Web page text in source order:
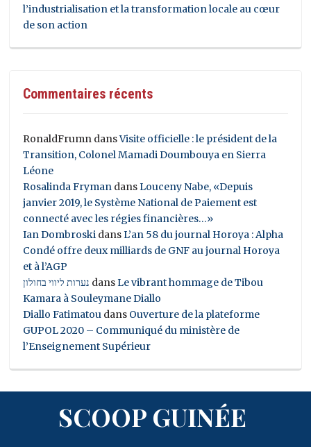
l’industrialisation et la transformation locale au cœur
de son action
Commentaires récents
RonaldFrumn dansVisite officielle : le président de la
Transition, Colonel Mamadi Doumbouya en Sierra
Léone
Rosalinda Fryman dansLouceny Nabe, «Depuis
janvier 2019, le Système National de Paiement est
connecté avec les régies financières…»
Ian Dombroski dansL’an 58 du journal Horoya : Alpha
Condé offre deux milliards de GNF au journal Horoya
et à l’AGP
נערות ליווי בחולון dansLe vibrant hommage de Tibou
Kamara à Souleymane Diallo
Diallo Fatimatou dans Ouverture de la plateforme
GUPOL 2020 – Communiqué du ministère de
l’Enseignement Supérieur
SCOOP GUINÉE